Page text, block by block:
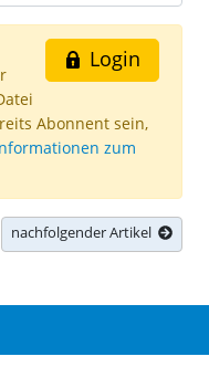
Login
Abonnent sein,
zum
nachfolgender Artikel